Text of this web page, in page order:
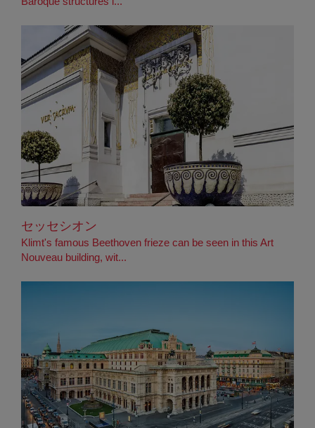
セッセシオン
Klimt's famous Beethoven frieze can be seen in this Art
Nouveau building, wit...